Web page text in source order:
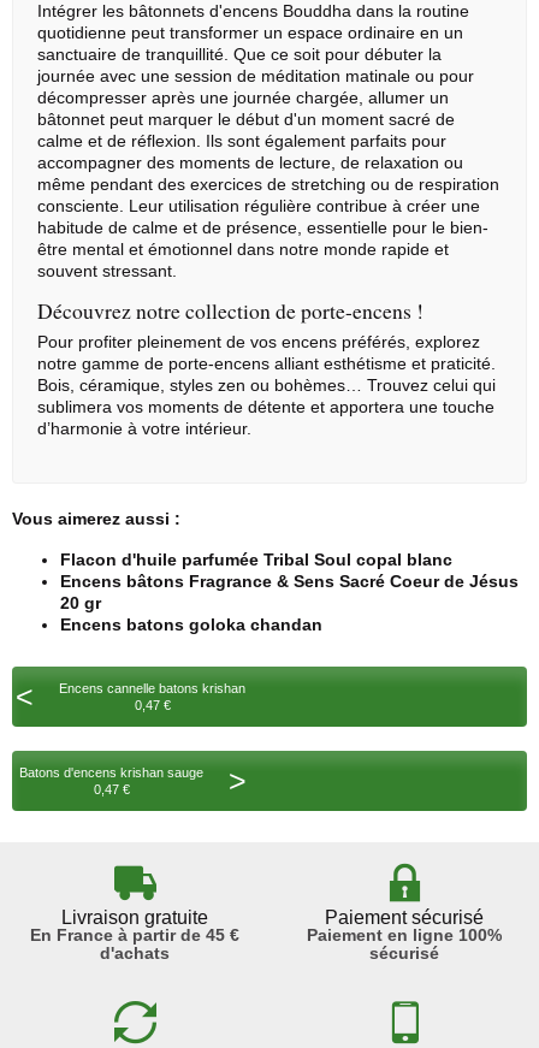
Intégrer les bâtonnets d'encens Bouddha dans la routine
quotidienne peut transformer un espace ordinaire en un
sanctuaire de tranquillité. Que ce soit pour débuter la
journée avec une session de méditation matinale ou pour
décompresser après une journée chargée, allumer un
bâtonnet peut marquer le début d'un moment sacré de
calme et de réflexion. Ils sont également parfaits pour
accompagner des moments de lecture, de relaxation ou
même pendant des exercices de stretching ou de respiration
consciente. Leur utilisation régulière contribue à créer une
habitude de calme et de présence, essentielle pour le bien-
être mental et émotionnel dans notre monde rapide et
souvent stressant.
Découvrez notre collection de porte-encens !
Pour profiter pleinement de vos encens préférés, explorez
notre gamme de porte-encens alliant esthétisme et praticité.
Bois, céramique, styles zen ou bohèmes… Trouvez celui qui
sublimera vos moments de détente et apportera une touche
d’harmonie à votre intérieur.
Vous aimerez aussi :
Flacon d'huile parfumée Tribal Soul copal blanc
Encens bâtons Fragrance & Sens Sacré Coeur de Jésus
20 gr
Encens batons goloka chandan
<
Encens cannelle batons krishan
0,47 €
Batons d'encens krishan sauge
0,47 €
>
Livraison gratuite
En France à partir de 45 €
d'achats
Paiement sécurisé
Paiement en ligne 100%
sécurisé